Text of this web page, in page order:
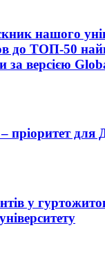
нашого
до ТОП-50
за версією
пріоритет для
у